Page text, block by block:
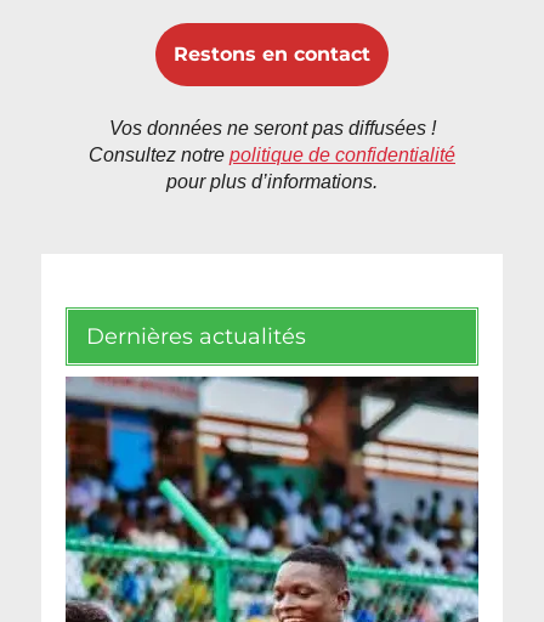
Vos données ne seront pas diffusées !
Consultez notre politique de confidentialité
pour plus d’informations.
Dernières actualités